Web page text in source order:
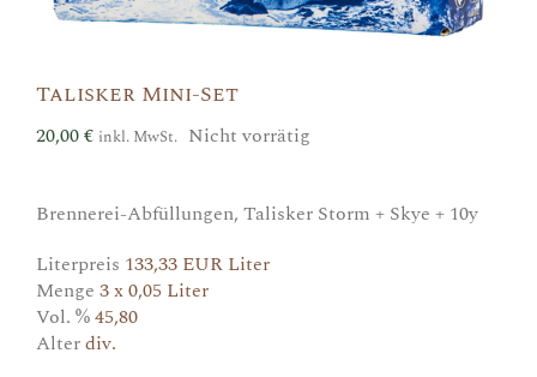
Talisker Mini-Set
20,00€ inkl. MwSt. Nicht vorrätig
Brennerei-Abfüllungen, Talisker Storm + Skye + 10y
Literpreis 133,33 EUR Liter
Menge 3 x 0,05 Liter
Vol. %45,80
Alterdiv.